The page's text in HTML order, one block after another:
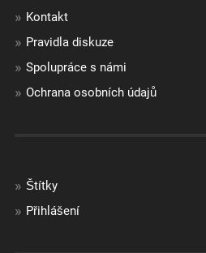
Kontakt
Pravidla diskuze
Spolupráce s námi
Ochrana osobních údajů
Štítky
Přihlášení